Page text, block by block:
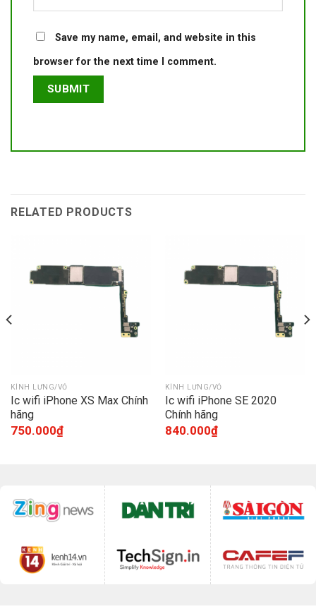
Save my name, email, and website in this
browser for the next time I comment.
RELATED PRODUCTS
KÍNH LƯNG/VỎ
Ic wifi iPhone XS Max Chính
hãng
750.000₫
KÍNH LƯNG/VỎ
Ic wifi iPhone SE 2020
Chính hãng
840.000₫